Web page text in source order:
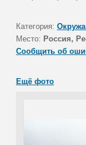
Категория:
Место: Россия,
Сообщить об
Ещё фото